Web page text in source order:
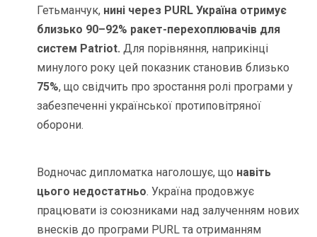
Гетьманчук, нині через PURL Україна отримує
близько 90–92% ракет-перехоплювачів для
систем Patriot. Для порівняння, наприкінці
минулого року цей показник становив близько
75%, що свідчить про зростання ролі програми у
забезпеченні української протиповітряної
оборони.
Водночас дипломатка наголошує, що навіть
цього недостатньо. Україна продовжує
працювати із союзниками над залученням нових
внесків до програми PURL та отриманням